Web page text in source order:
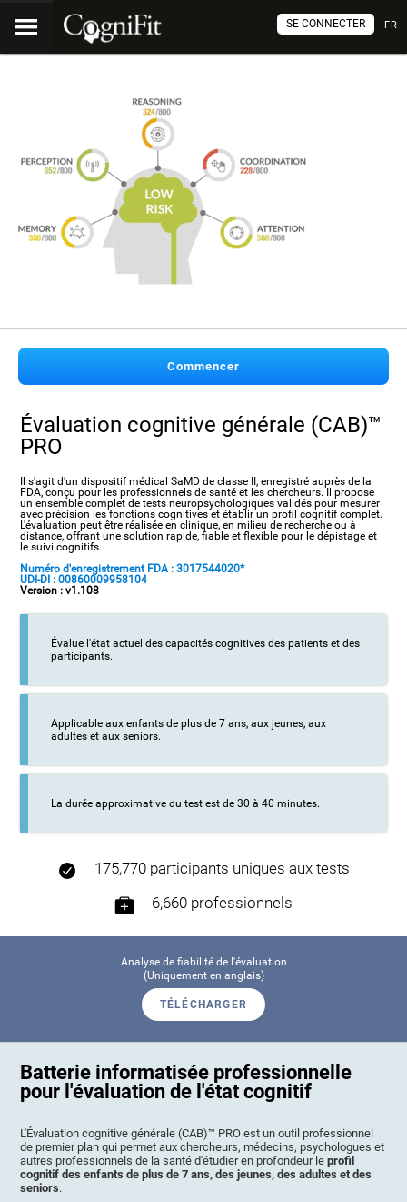
FR
SE CONNECTER
Commencer
Évaluation cognitive générale (CAB)™
PRO
Il s'agit d'un dispositif médical SaMD de classe II, enregistré auprès de la
FDA, conçu pour les professionnels de santé et les chercheurs. Il propose
un ensemble complet de tests neuropsychologiques validés pour mesurer
avec précision les fonctions cognitives et établir un profil cognitif complet.
L'évaluation peut être réalisée en clinique, en milieu de recherche ou à
distance, offrant une solution rapide, fiable et flexible pour le dépistage et
le suivi cognitifs.
Numéro d'enregistrement FDA : 3017544020*
UDI-DI : 00860009958104
Version : v1.108
Évalue l'état actuel des capacités cognitives des patients et des
participants.
Applicable aux enfants de plus de 7 ans, aux jeunes, aux
adultes et aux seniors.
La durée approximative du test est de 30 à 40 minutes.
175,770 participants uniques aux tests
6,660 professionnels
Analyse de fiabilité de l'évaluation
(Uniquement en anglais)
TÉLÉCHARGER
Batterie informatisée professionnelle
pour l'évaluation de l'état cognitif
L'Évaluation cognitive générale (CAB)™ PRO est un outil professionnel
de premier plan qui permet aux chercheurs, médecins, psychologues et
autres professionnels de la santé d'étudier en profondeur leprofil
cognitif des enfants de plus de 7 ans, des jeunes, des adultes et des
seniors.